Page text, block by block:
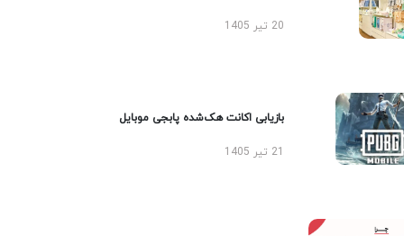
20 تیر 1405
بازیابی اکانت هک‌شده پابجی موبایل